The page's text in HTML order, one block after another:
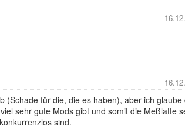
(Schade für die, die es haben), aber ich glaube
sehr gute Mods gibt und somit die Meßlatte
sind.